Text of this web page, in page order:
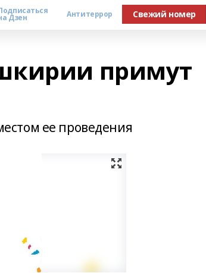
Дзен Антитеррор Свежий номер
примут
ее проведения